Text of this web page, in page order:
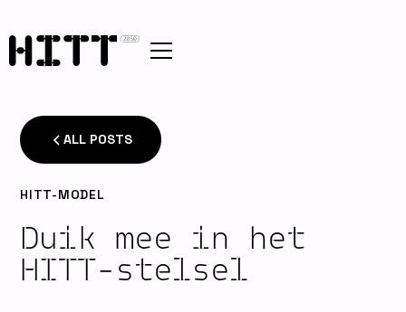
ALL POSTS
HITT-MODEL
Duik mee in het
HITT-stelsel